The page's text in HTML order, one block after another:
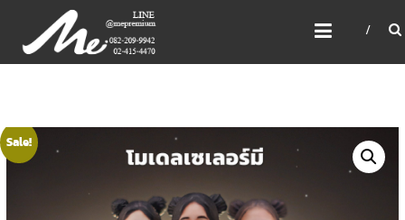
content
ME PREMIUM GIFT MODEL,
LASER, CRYSTAL, TROPHY,
3D PRINT, 3D SCAN
Sale!